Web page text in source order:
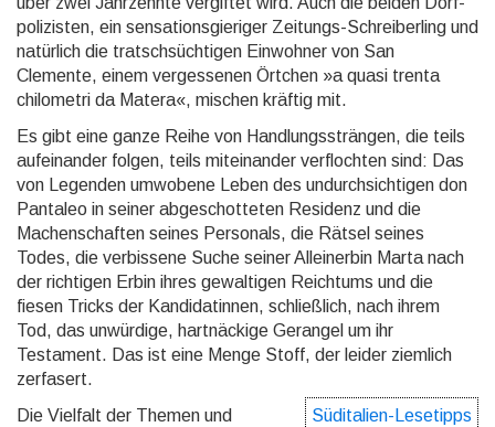
poli­zisten, ein sensa­tions­gieri­ger Zeitungs-Schrei­ber­ling und
natürlich die tratsch­süchtigen Einwohner von San
Clemente, einem verges­senen Örtchen »a quasi trenta
chilo­metri da Matera«, mischen kräftig mit.
Es gibt eine ganze Reihe von Handlungs­strängen, die teils
auf­einan­der folgen, teils mit­einan­der verfloch­ten sind: Das
von Legenden umwobene Leben des un­durch­sichti­gen don
Pantaleo in seiner abge­schot­teten Residenz und die
Machen­schaften seines Personals, die Rätsel seines
Todes, die verbis­sene Suche seiner Allein­erbin Marta nach
der richtigen Erbin ihres gewal­tigen Reichtums und die
fiesen Tricks der Kandida­tinnen, schließ­lich, nach ihrem
Tod, das unwürdige, hart­näckige Gerangel um ihr
Testament. Das ist eine Menge Stoff, der leider ziemlich
zerfasert.
Süditalien-Lesetipps
Die Vielfalt der Themen und